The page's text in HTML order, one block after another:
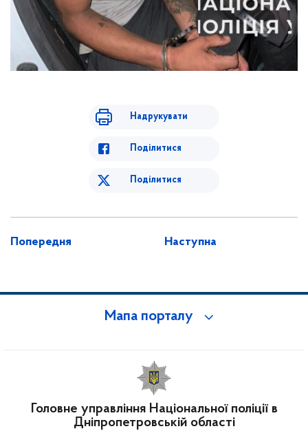
Надрукувати
Поділитися
Поділитися
Попередня Наступна
Мапа порталу
Головне управління Національної поліції в
Дніпропетровській області